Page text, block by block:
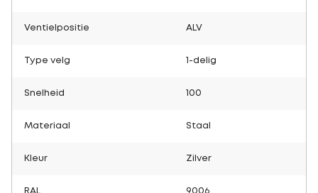
Ventielpositie ALV
Type velg 1-delig
Snelheid 100
Materiaal Staal
Kleur Zilver
RAL 9006